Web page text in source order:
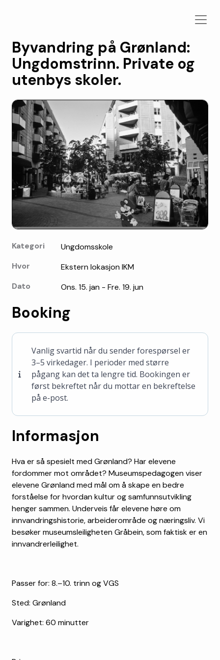
Byvandring på Grønland:
Ungdomstrinn. Private og
utenbys skoler.
Kategori
Ungdomsskole
Hvor
Ekstern lokasjon IKM
Dato
Ons. 15. jan - Fre. 19. jun
Booking
Vanlig svartid når du sender forespørsel er
3–5 virkedager. I perioder med større
pågang kan det ta lengre tid. Bookingen er
først bekreftet når du mottar en bekreftelse
på e-post.
Informasjon
Hva er så spesielt med Grønland? Har elevene
fordommer mot området? Museumspedagogen viser
elevene Grønland med mål om å skape en bedre
forståelse for hvordan kultur og samfunnsutvikling
henger sammen. Underveis får elevene høre om
innvandringshistorie, arbeiderområde og næringsliv. Vi
besøker museumsleiligheten Gråbein, som faktisk er en
innvandrerleilighet.
Passer for: 8.–10. trinn og VGS
Sted: Grønland
Varighet: 60 minutter